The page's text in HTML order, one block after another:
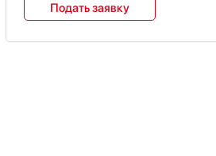
Подать заявку